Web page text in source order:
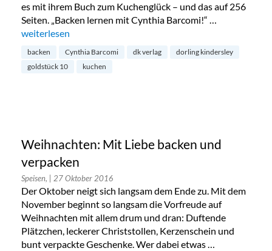
es mit ihrem Buch zum Kuchenglück – und das auf 256
Seiten. „Backen lernen mit Cynthia Barcomi!“ …
„Gewinne ein Backset von Cynthia Barcomi“
weiterlesen
backen Cynthia Barcomi dk verlag
dorling kindersley
goldstück 10
kuchen
Weihnachten: Mit Liebe backen und
verpacken
Speisen, | 27 Oktober 2016
Der Oktober neigt sich langsam dem Ende zu. Mit dem
November beginnt so langsam die Vorfreude auf
Weihnachten mit allem drum und dran: Duftende
Plätzchen, leckerer Christstollen, Kerzenschein und
bunt verpackte Geschenke. Wer dabei etwas …